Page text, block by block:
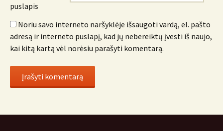
puslapis
Noriu savo interneto naršyklėje išsaugoti vardą, el. pašto
adresą ir interneto puslapį, kad jų nebereiktų įvesti iš naujo,
kai kitą kartą vėl norėsiu parašyti komentarą.